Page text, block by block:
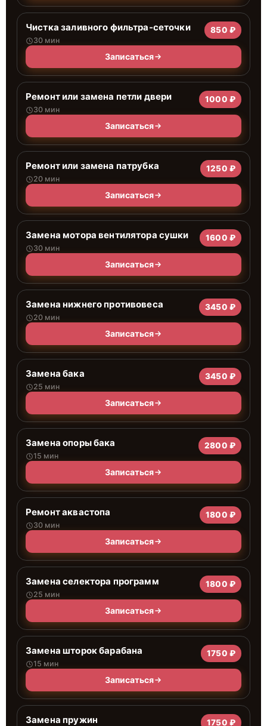
Чистка заливного фильтра-сеточки
30 мин
850 ₽
Записаться
Ремонт или замена петли двери
30 мин
1000 ₽
Записаться
Ремонт или замена патрубка
20 мин
1250 ₽
Записаться
Замена мотора вентилятора сушки
30 мин
1600 ₽
Записаться
Замена нижнего противовеса
20 мин
3450 ₽
Записаться
Замена бака
25 мин
3450 ₽
Записаться
Замена опоры бака
15 мин
2800 ₽
Записаться
Ремонт аквастопа
30 мин
1800 ₽
Записаться
Замена селектора программ
25 мин
1800 ₽
Записаться
Замена шторок барабана
15 мин
1750 ₽
Записаться
Замена пружин 1750 ₽